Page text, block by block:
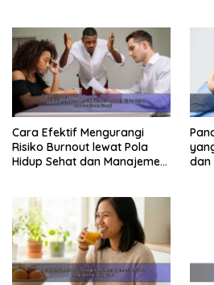
Cara Efektif Mengurangi
Risiko Burnout lewat Pola
Hidup Sehat dan Manajemen
dan